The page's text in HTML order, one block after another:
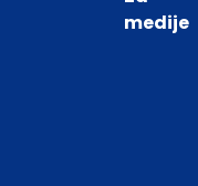
medije